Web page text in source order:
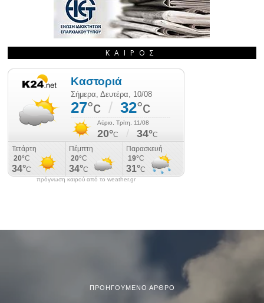
ΚΑΙΡΌΣ
πρόγνωση καιρού από το weather.gr
ΠΡΟΗΓΟΎΜΕΝΟ ΆΡΘΡΟ